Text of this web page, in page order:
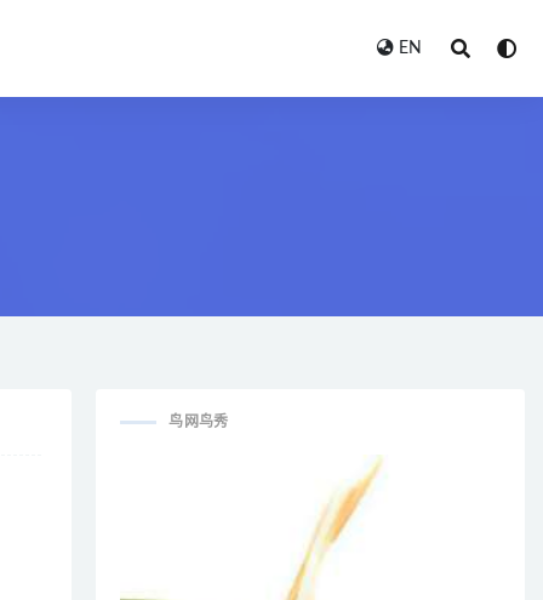
EN
鸟网鸟秀